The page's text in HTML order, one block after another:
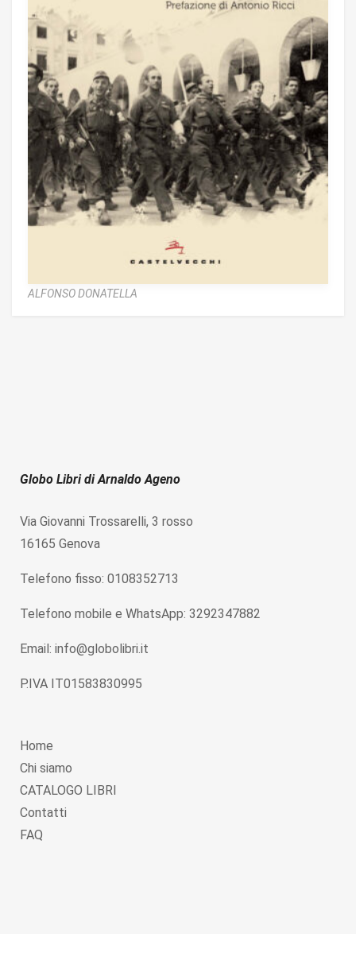
ALFONSO DONATELLA
Globo Libri di Arnaldo Ageno
Via Giovanni Trossarelli, 3 rosso
16165 Genova
Telefono fisso: 0108352713
Telefono mobile e WhatsApp: 3292347882
Email: info@globolibri.it
P.IVA IT01583830995
Home
Chi siamo
CATALOGO LIBRI
Contatti
FAQ